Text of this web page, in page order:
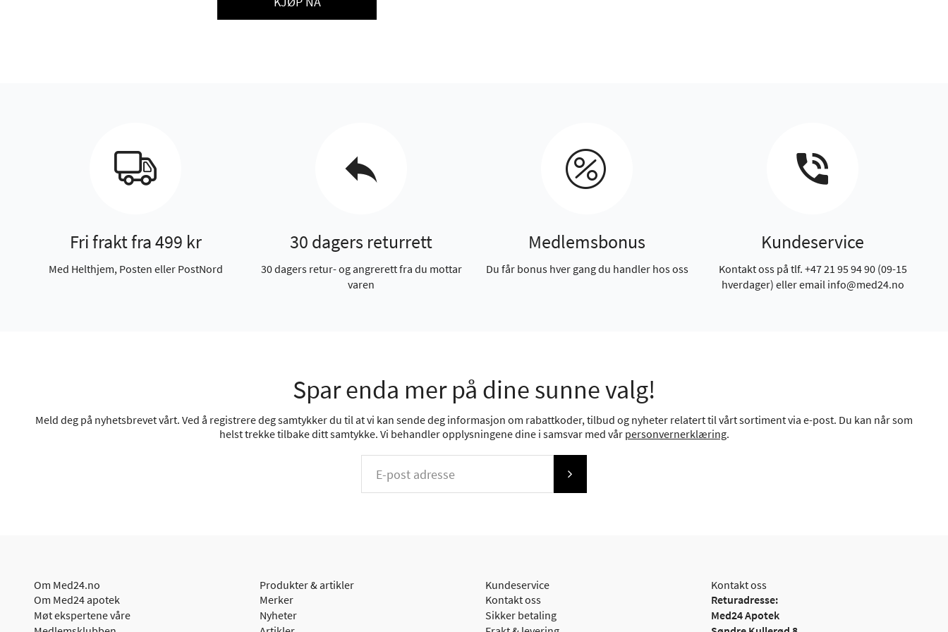
Fri frakt fra 499 kr
Med Helthjem, Posten eller PostNord
30 dagers returrett
30 dagers retur- og angrerett fra du mottar
varen
Medlemsbonus
Du får bonus hver gang du handler hos oss
Kundeservice
Kontakt oss på tlf. +47 21 95 94 90 (09-15
hverdager) eller email info@med24.no
Spar enda mer på dine sunne valg!
Meld deg på nyhetsbrevet vårt. Ved å registrere deg samtykker du til at vi kan sende deg informasjon om rabattkoder, tilbud og nyheter relatert til vårt sortiment via e-post. Du kan når som
helst trekke tilbake ditt samtykke. Vi behandler opplysningene dine i samsvar med vår personvernerklæring.
Om Med24.no
Om Med24 apotek
Møt ekspertene våre
Produkter & artikler
Merker
Nyheter
Kundeservice
Kontakt oss
Sikker betaling
Kontakt oss
Returadresse:
Med24 Apotek